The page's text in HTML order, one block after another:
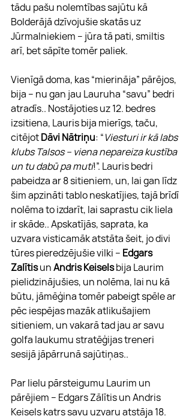
tādu pašu nolemtības sajūtu kā
Bolderājā dzīvojušie skatās uz
Jūrmalniekiem – jūra tā pati, smiltis
arī, bet sāpīte tomēr paliek.
Vienīgā doma, kas “mierināja” pārējos,
bija – nu gan jau Lauruha “savu” bedri
atradīs.. Nostājoties uz 12. bedres
izsitiena, Lauris bija mierīgs, taču,
citējot Dāvi Nātriņu: “Viesturi ir kā labs
klubs Talsos – viena nepareiza kustība
un tu dabū pa muti!”. Lauris bedri
pabeidza ar 8 sitieniem, un, lai gan līdz
šim apzināti tablo neskatījies, tajā brīdī
nolēma to izdarīt, lai saprastu cik liela
ir skāde.. Apskatījās, saprata, ka
uzvara visticamāk atstāta šeit, jo divi
tūres pieredzējušie vilki – Edgars
Zalītis un Andris Keisels bija Laurim
pielidzinājušies, un nolēma, lai nu kā
būtu, jāmēģina tomēr pabeigt spēle ar
pēc iespējas mazāk atlikušajiem
sitieniem, un vakarā tad jau ar savu
golfa laukumu stratēģijas treneri
sesijā jāpārrunā sajūtiņas..
Par lielu pārsteigumu Laurim un
pārējiem – Edgars Zālītis un Andris
Keisels katrs savu uzvaru atstāja 18.